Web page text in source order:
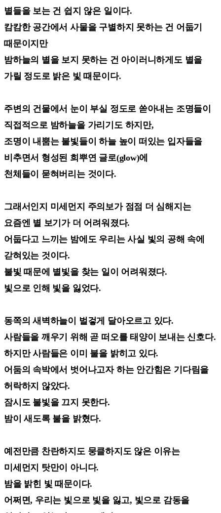
별들을 보는 건 쉽지 않은 일이다.
캄캄한 공간에서 사물을 구별하지 못하는 건 어둡기
때문이지만
밤하늘의 별을 보지 못하는 건 아이러니하게도 별을
가릴 정도로 밝은 빛 때문이다.
주변의 건물에서 눈이 부실 정도로 쏟아내는 조명들이
직접적으로 밤하늘을 가리기도 하지만,
조명이 내뿜는 불빛들이 하늘 높이 떠있는 입자들을
비추면서 형성된 희뿌연 글로(glow)에
천체들이 묻혀버리는 것이다.
그래서인지 미세먼지 주의보가 점점 더 심해지는
요즘엔 별 보기가 더 어려워졌다.
어둡다고 느끼는 밤에도 우리는 사실 빛의 공해 속에
갇혀있는 것이다.
불빛 때문에 별빛을 찾는 일이 어려워졌다.
빛으로 인해 빛을 잃었다.
동쪽의 새벽하늘이 벌겋게 달아오르고 있다.
사람들을 깨우기 위해 곧 떠오를 태양이 보내는 신호다.
하지만 사람들은 이미 불을 밝히고 있다.
어둠의 속박에서 벗어나고자 하는 안간힘은 기다림을
허락하지 않았다.
잠시도 불빛을 끄지 못한다.
밤이 새도록 불을 밝혔다.
예전만큼 찬란하지도 뭉클하지도 않은 이유는
미세먼지 탓만이 아니다.
밤을 밝힌 빛 때문이다.
어쩌면, 우리는 빛으로 빛을 잃고, 빛으로 감동을